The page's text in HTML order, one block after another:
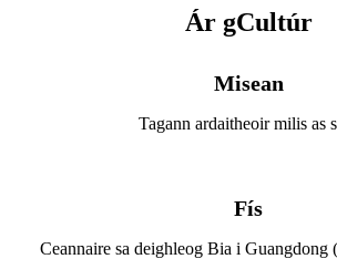
Ár gCultúr
Misean
Tagann ardaitheoir milis as
Fís
Ceannaire sa deighleog Bia i Guangdong